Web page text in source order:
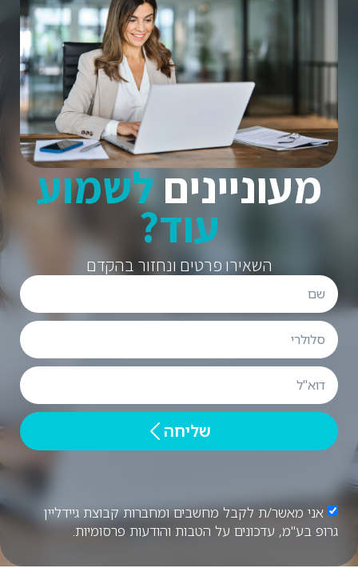
מעונייניםלשמוע
עוד?
השאירו פרטים ונחזור בהקדם
אני מאשר/ת לקבל מחשבים ומחברות קבוצת גיידליין
גרופ בע"מ, עדכונים על הטבות והודעות פרסומיות.
שליחה